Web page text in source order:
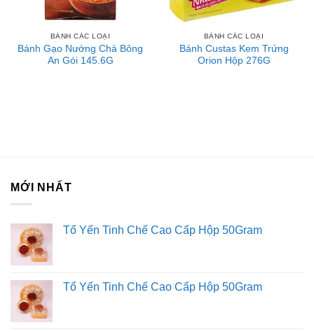
BÁNH CÁC LOẠI
Bánh Gạo Nướng Chà Bông
An Gói 145.6G
BÁNH CÁC LOẠI
Bánh Custas Kem Trứng
Orion Hộp 276G
MỚI NHẤT
Tổ Yến Tinh Chế Cao Cấp Hộp 50Gram
Tổ Yến Tinh Chế Cao Cấp Hộp 50Gram